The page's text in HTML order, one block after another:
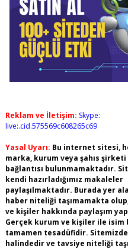
Reklam ve İletişim: Skype:
live:.cid.575569c608265c69
Yasal Uyarı: Bu internet sitesi,
marka, kurum veya şahıs
bağlantısı bulunmamaktadır.
kendi hazırladığımız makaleler
paylaşılmaktadır. Burada yer
haber niteliği taşımamakta
ve kişiler hakkında paylaşım
Gerçek kurum ve kişiler ile
tamamen tesadüfidir.
halindedir ve tavsiye niteliği